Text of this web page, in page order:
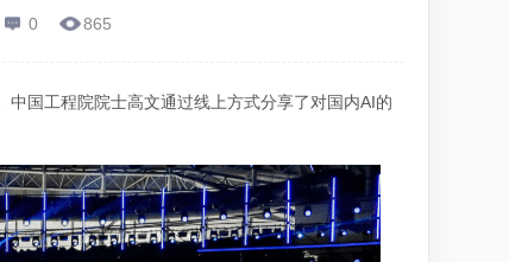
0 865
国工程院院士高文通过线上方式分享了对国内AI的